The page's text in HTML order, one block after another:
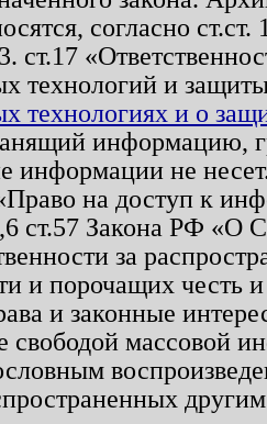
согласно
ст.17
технологий и
технологиях и о
информацию,
информации не
на доступ к
ст.57 Закона РФ «О
за
и порочащих честь
и законные
свободой массовой